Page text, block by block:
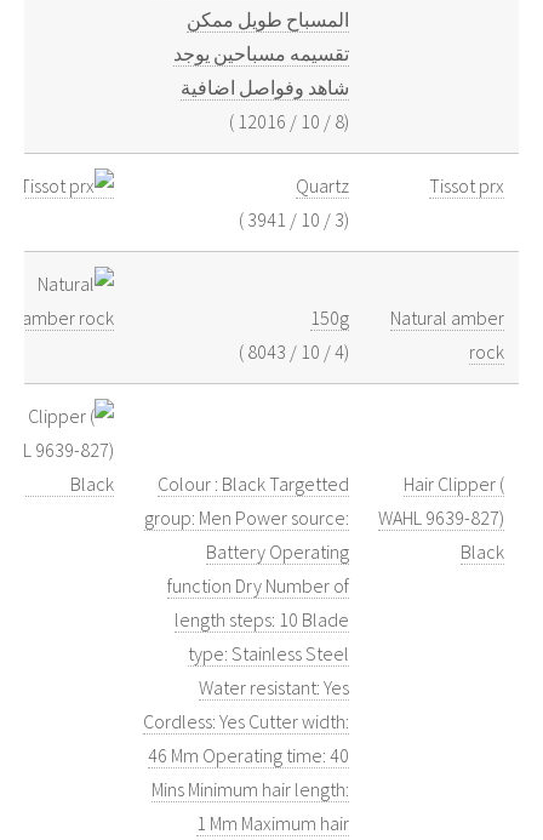
المسباح طويل ممكن
تقسيمه مسباحين يوجد
شاهد وفواصل اضافية
(
8
/
10
/
12016
)
Tissot prx
Quartz
(
3
/
10
/
3941
)
Natural amber
rock
150g
(
4
/
10
/
8043
)
Hair Clipper (
WAHL 9639-827)
Black
Colour : Black Targetted
group: Men Power source:
Battery Operating
function Dry Number of
length steps: 10 Blade
type: Stainless Steel
Water resistant: Yes
Cordless: Yes Cutter width:
46 Mm Operating time: 40
Mins Minimum hair length:
1 Mm Maximum hair